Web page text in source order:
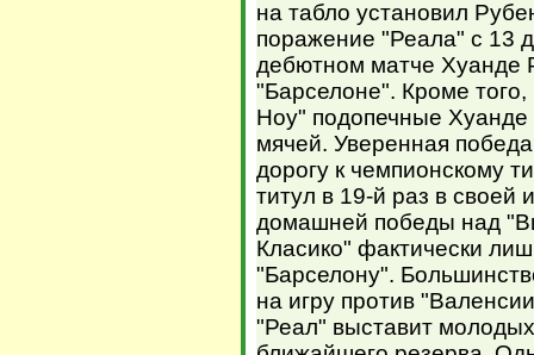
на табло установил
поражение "Реала" с 13
дебютном матче Хуанде
"Барселоне". Кроме
Ноу" подопечные
мячей. Уверенная
дорогу к чемпионскому
титул в 19-й раз в своей
домашней победы над
Класико" фактически
"Барселону".
на игру против
"Реал" выставит